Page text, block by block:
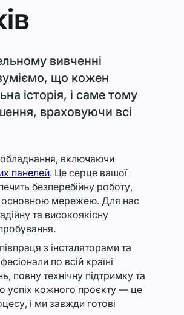
вивченні
що кожен
історія, і саме тому
враховуючи всі
включаючи
панелей. Це серце вашої
безперебійну роботу,
основною мережею. Для нас
та високоякісну
з інсталяторами та
по всій країні
повну технічну підтримку та
успіх кожного проєкту — це
і ми завжди готові